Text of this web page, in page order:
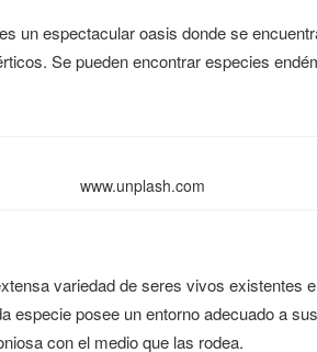
un espectacular oasis donde se
Se pueden encontrar especies
www.unplash.com
variedad de seres vivos existentes
especie posee un entorno adecuado a
con el medio que las rodea.